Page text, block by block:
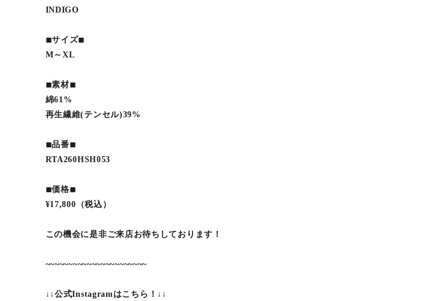
INDIGO
◾︎サイズ◾︎
M～XL
◾︎素材◾︎
綿61%
再生繊維(テンセル)39%⁡
◾︎品番◾︎
RTA260HSH053⁡
◾︎価格◾︎
¥17,800（税込）⁡
この機会に是非ご来店お待ちしております！
~~~~~~~~~~~~~~~~~~~~~~
↓↓公式Instagramはこちら！↓↓